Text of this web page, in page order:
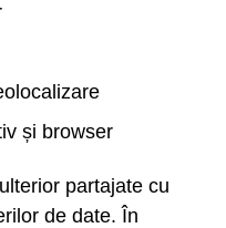
și browser
partajate cu
de date. În